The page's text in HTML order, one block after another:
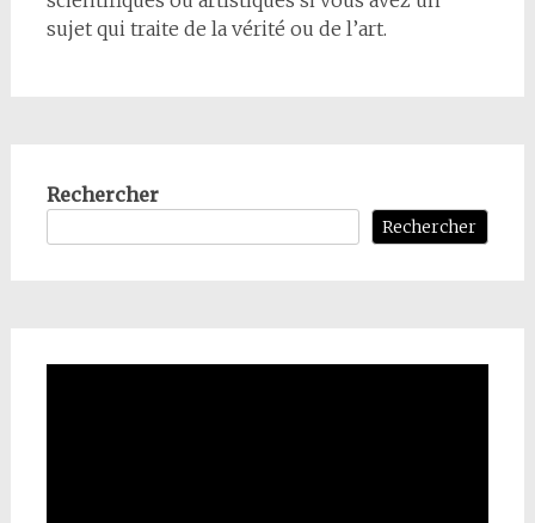
sujet qui traite de la vérité ou de l’art.
Rechercher
Rechercher